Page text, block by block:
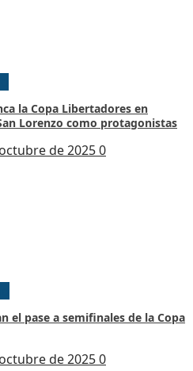
la Copa Libertadores en
Lorenzo como protagonistas
de 20250
el pase a semifinales de la Copa
de 20250